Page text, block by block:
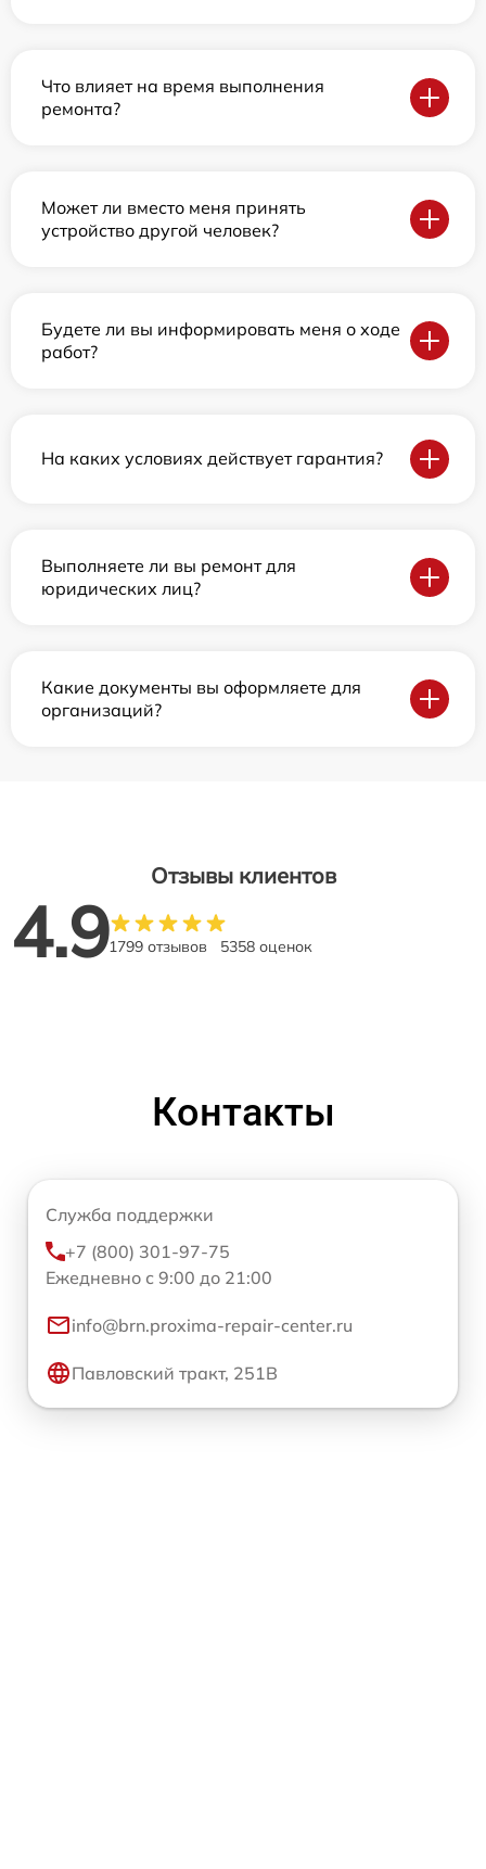
Что влияет на время выполнения
ремонта?
Может ли вместо меня принять
устройство другой человек?
Будете ли вы информировать меня о ходе
работ?
На каких условиях действует гарантия?
Выполняете ли вы ремонт для
юридических лиц?
Какие документы вы оформляете для
организаций?
Отзывы клиентов
4.91799 отзывов 5358 оценок
Контакты
Служба поддержки
+7 (800) 301-97-75
Ежедневно с 9:00 до 21:00
info@brn.proxima-repair-center.ru
Павловский тракт, 251В